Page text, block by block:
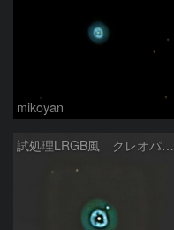
mikoyan
試処理LRGB風 クレオパトラの瞳